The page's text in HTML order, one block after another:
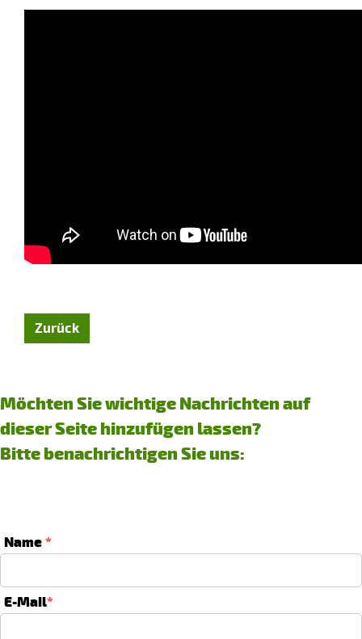
Zurück
Möchten Sie wichtige Nachrichten auf
dieser Seite hinzufügen lassen?
Bitte benachrichtigen Sie uns:
Name*
E-Mail*